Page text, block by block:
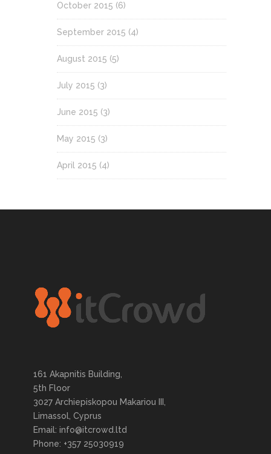
October 2015 (6)
September 2015 (4)
August 2015 (5)
July 2015 (3)
June 2015 (3)
May 2015 (3)
April 2015 (4)
161 Akapnitis Building,
5th Floor
3027 Archiepiskopou Makariou III,
Limassol, Cyprus
Email: info@itcrowd.ltd
Phone: +357 25030919